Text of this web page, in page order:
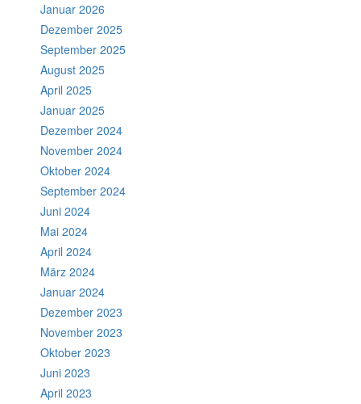
Januar 2026
Dezember 2025
September 2025
August 2025
April 2025
Januar 2025
Dezember 2024
November 2024
Oktober 2024
September 2024
Juni 2024
Mai 2024
April 2024
März 2024
Januar 2024
Dezember 2023
November 2023
Oktober 2023
Juni 2023
April 2023